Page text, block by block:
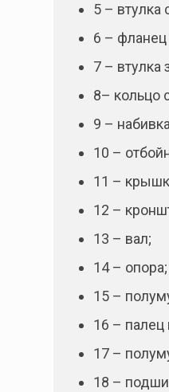
5 – втулка
6 – фланец
7 – втулка
8– кольцо
9 –
10 –
11 –
12 –
13 – вал;
14 – опора;
15 –
16 –
17 –
18 –